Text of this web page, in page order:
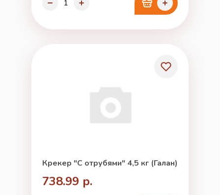
Крекер "С отрубями" 4,5 кг (Галан)
738.99 р.